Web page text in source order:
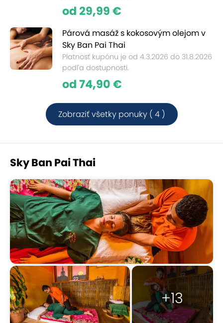
od 29,99 €
Párová masáž s kokosovým olejom v
Sky Ban Pai Thai
Platnosť kupónu je od 4.3.2026 do 31.8.2026
podľa dostupnosti.
od 74,90 €
Zobraziť všetky ponuky ( 4 )
Sky Ban Pai Thai
+13